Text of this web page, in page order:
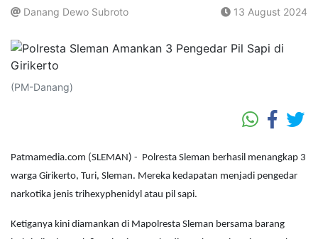
Danang Dewo Subroto 13 August 2024
(PM-Danang)
Patmamedia.com (SLEMAN) - Polresta Sleman berhasil menangkap 3
warga Girikerto, Turi, Sleman. Mereka kedapatan menjadi pengedar
narkotika jenis trihexyphenidyl atau pil sapi.
Ketiganya kini diamankan di Mapolresta Sleman bersama barang